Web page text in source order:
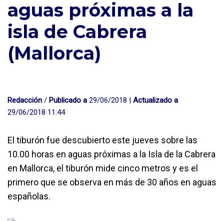
aguas próximas a la
isla de Cabrera
(Mallorca)
Redacción / Publicado a 29/06/2018 | Actualizado a
29/06/2018 11:44
El tiburón fue descubierto este jueves sobre las
10.00 horas en aguas próximas a la Isla de la Cabrera
en Mallorca, el tiburón mide cinco metros y es el
primero que se observa en más de 30 años en aguas
españolas.